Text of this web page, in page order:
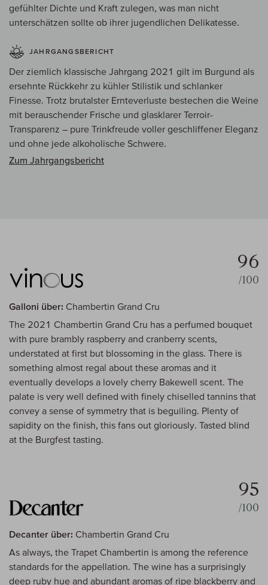
gefühlter Dichte und Kraft zulegen, was man nicht
unterschätzen sollte ob ihrer jugendlichen Delikatesse.
JAHRGANGSBERICHT
Der ziemlich klassische Jahrgang 2021 gilt im Burgund als
ersehnte Rückkehr zu kühler Stilistik und schlanker
Finesse. Trotz brutalster Ernteverluste bestechen die Weine
mit berauschender Frische und glasklarer Terroir-
Transparenz – pure Trinkfreude voller geschliffener Eleganz
und ohne jede alkoholische Schwere.
Zum Jahrgangsbericht
96
/100
Galloni über: Chambertin Grand Cru
The 2021 Chambertin Grand Cru has a perfumed bouquet
with pure brambly raspberry and cranberry scents,
understated at first but blossoming in the glass. There is
something almost regal about these aromas and it
eventually develops a lovely cherry Bakewell scent. The
palate is very well defined with finely chiselled tannins that
convey a sense of symmetry that is beguiling. Plenty of
sapidity on the finish, this fans out gloriously. Tasted blind
at the Burgfest tasting.
95
/100
Decanter über: Chambertin Grand Cru
As always, the Trapet Chambertin is among the reference
standards for the appellation. The wine has a surprisingly
deep ruby hue and abundant aromas of ripe blackberry and